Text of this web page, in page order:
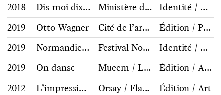
2018
Dis-moi dix mots Ministère de la culture
Identité / Communication
2019
Otto Wagner Cité de l’architecture et du patrimoine / Bernard Chauveau
Édition / Photographie, architecture
2019
Normandie Impressionniste Festival Normandie Impressionniste
Identité / Communication
2019
On danse Mucem / Lienart
Édition / Art contemporain
2012
L’impressionnisme et la mode Orsay / Flammarion
Édition / Art